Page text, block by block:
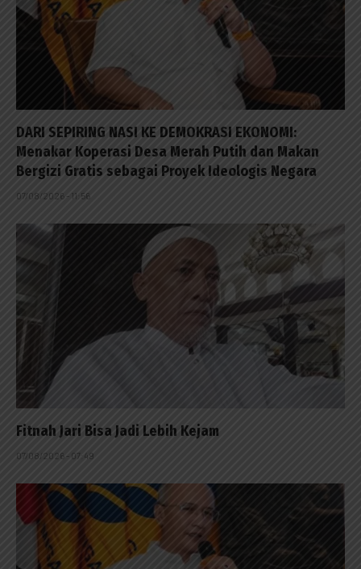
DARI SEPIRING NASI KE DEMOKRASI EKONOMI:
Menakar Koperasi Desa Merah Putih dan Makan
Bergizi Gratis sebagai Proyek Ideologis Negara
07/08/2026 - 11:56
Fitnah Jari Bisa Jadi Lebih Kejam
07/08/2026 - 07:49